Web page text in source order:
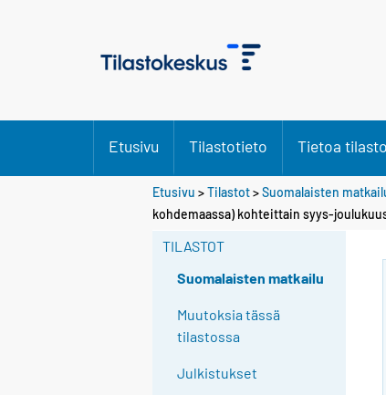
Etusivu Tilastotieto Tietoa
Etusivu >Tilastot>Suomalaisten
kohdemaassa) kohteittain syys-
TILASTOT
Suomalaisten matkailu
Muutoksia tässä
tilastossa
Julkistukset